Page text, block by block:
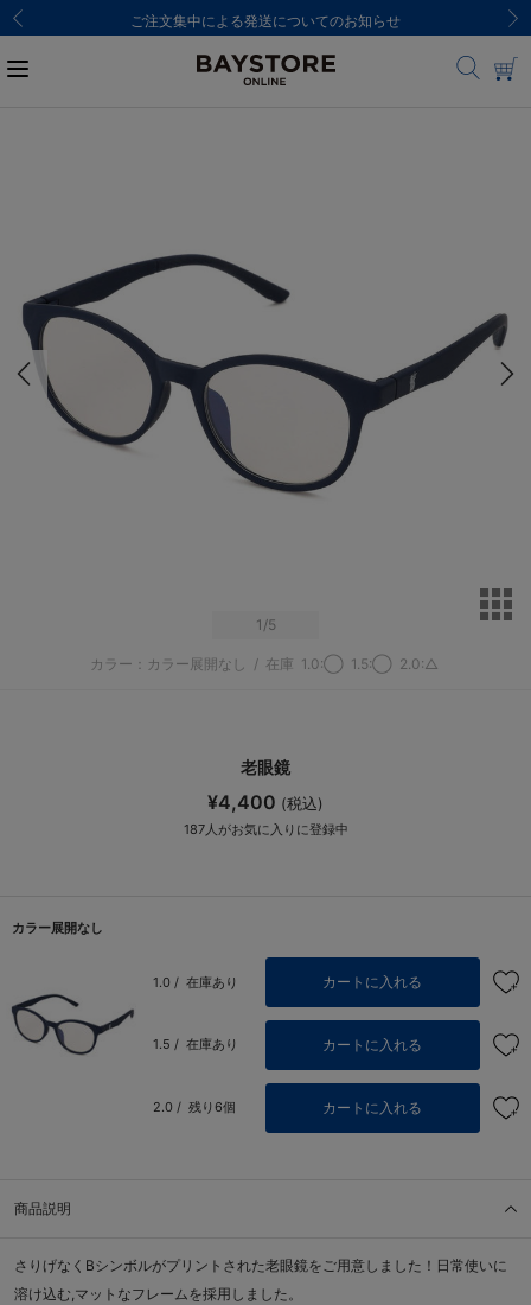
ご注文集中による発送についてのお知らせ
1 /5
カラー：カラー展開なし / 在庫 1.0:◯ 1.5:◯ 2.0:△
老眼鏡
¥4,400 (税込)
187人がお気に入りに登録中
カラー展開なし
1.0 / 在庫あり カートに入れる
1.5 / 在庫あり カートに入れる
2.0 / 残り6個 カートに入れる
商品説明
さりげなくBシンボルがプリントされた老眼鏡をご用意しました！日常使いに
溶け込む,マットなフレームを採用しました。